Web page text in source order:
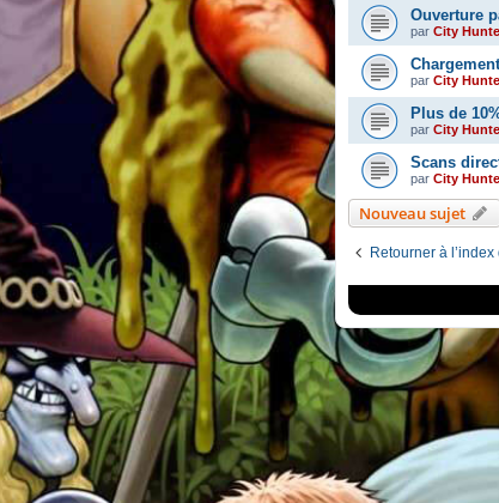
Ouverture
par City
par City
Plus de
par City
Scans
par City
Nouveau sujet
Retourner à l’index